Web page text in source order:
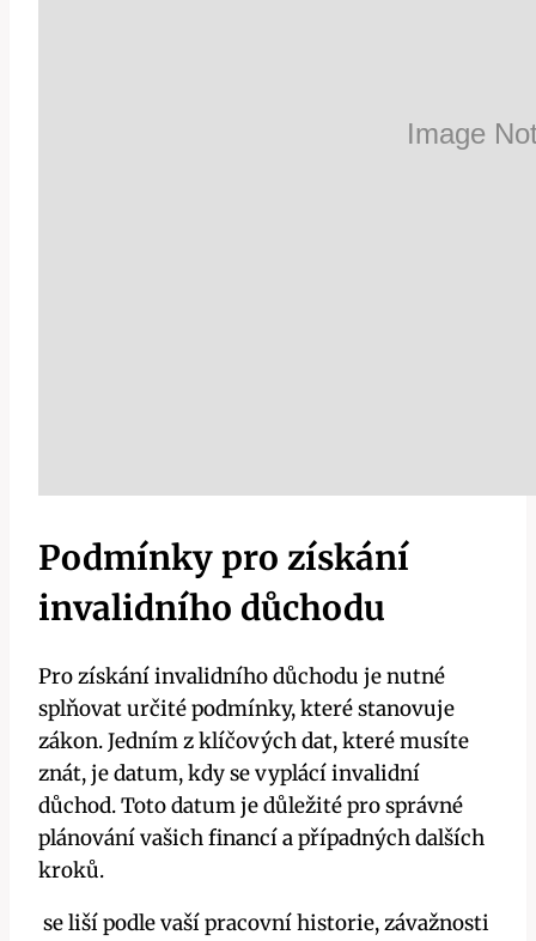
Podmínky pro získání
invalidního ⁤důchodu
Pro ⁢získání​ invalidního důchodu‌ je⁣ nutné
splňovat určité podmínky, které stanovuje
⁢zákon. Jedním z ‍klíčových dat, které musíte
znát, je‌ datum, kdy se vyplácí⁢ invalidní⁤
důchod. ‍Toto datum je důležité pro správné
plánování⁢ vašich ​financí a případných dalších
kroků.
​ se liší podle vaší pracovní​ historie, závažnosti